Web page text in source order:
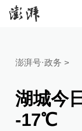
澎湃号·政务 >
湖城今
-17℃